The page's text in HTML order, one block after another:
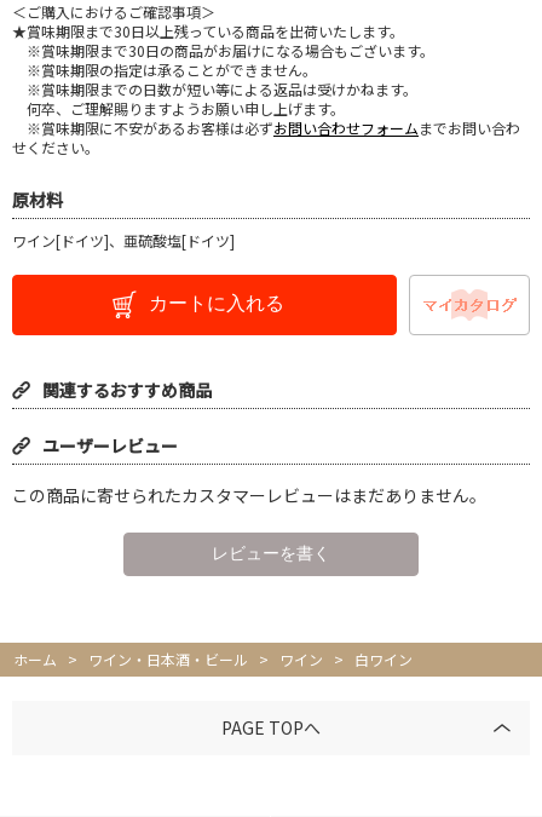
＜ご購入におけるご確認事項＞
★賞味期限まで30日以上残っている商品を出荷いたします。
※賞味期限まで30日の商品がお届けになる場合もございます。
※賞味期限の指定は承ることができません。
※賞味期限までの日数が短い等による返品は受けかねます。
何卒、ご理解賜りますようお願い申し上げます。
※賞味期限に不安があるお客様は必ずお問い合わせフォームまでお問い合わ
せください。
原材料
ワイン[ドイツ]、亜硫酸塩[ドイツ]
カートに入れる
関連するおすすめ商品
ユーザーレビュー
この商品に寄せられたカスタマーレビューはまだありません。
ホーム > ワイン・日本酒・ビール > ワイン > 白ワイン
PAGE TOPへ